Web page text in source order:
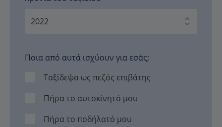
Ποια από αυτά ισχύουν για εσάς;
Ταξίδεψα ως πεζός επιβάτης
Πήρα το αυτοκίνητό μου
Πήρα το ποδήλατό μου